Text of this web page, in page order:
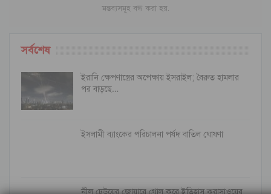
মন্তব্যসমূহ বন্ধ করা হয়.
সর্বশেষ
ইরানি ক্ষেপণাস্ত্রের অপেক্ষায় ইসরাইল; বৈরুত হামলার
পর বাড়ছে…
ইসলামী ব্যাংকের পরিচালনা পর্ষদ বাতিল ঘোষণা
নীল ঢেউয়ের জোয়ারে গোল করে ইতিহাস কুরাসাওয়ের